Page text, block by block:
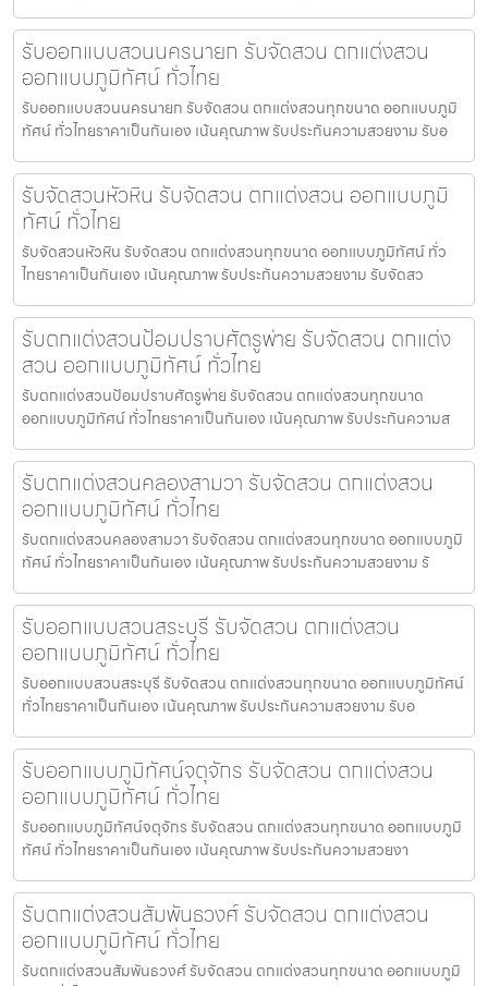
รับออกแบบสวนนครนายก รับจัดสวน ตกแต่งสวน
ออกแบบภูมิทัศน์ ทั่วไทย
รับออกแบบสวนนครนายก รับจัดสวน ตกแต่งสวนทุกขนาด ออกแบบภูมิ
ทัศน์ ทั่วไทยราคาเป็นกันเอง เน้นคุณภาพ รับประกันความสวยงาม รับอ
รับจัดสวนหัวหิน รับจัดสวน ตกแต่งสวน ออกแบบภูมิ
ทัศน์ ทั่วไทย
รับจัดสวนหัวหิน รับจัดสวน ตกแต่งสวนทุกขนาด ออกแบบภูมิทัศน์ ทั่ว
ไทยราคาเป็นกันเอง เน้นคุณภาพ รับประกันความสวยงาม รับจัดสว
รับตกแต่งสวนป้อมปราบศัตรูพ่าย รับจัดสวน ตกแต่ง
สวน ออกแบบภูมิทัศน์ ทั่วไทย
รับตกแต่งสวนป้อมปราบศัตรูพ่าย รับจัดสวน ตกแต่งสวนทุกขนาด
ออกแบบภูมิทัศน์ ทั่วไทยราคาเป็นกันเอง เน้นคุณภาพ รับประกันความส
รับตกแต่งสวนคลองสามวา รับจัดสวน ตกแต่งสวน
ออกแบบภูมิทัศน์ ทั่วไทย
รับตกแต่งสวนคลองสามวา รับจัดสวน ตกแต่งสวนทุกขนาด ออกแบบภูมิ
ทัศน์ ทั่วไทยราคาเป็นกันเอง เน้นคุณภาพ รับประกันความสวยงาม รั
รับออกแบบสวนสระบุรี รับจัดสวน ตกแต่งสวน
ออกแบบภูมิทัศน์ ทั่วไทย
รับออกแบบสวนสระบุรี รับจัดสวน ตกแต่งสวนทุกขนาด ออกแบบภูมิทัศน์
ทั่วไทยราคาเป็นกันเอง เน้นคุณภาพ รับประกันความสวยงาม รับอ
รับออกแบบภูมิทัศน์จตุจักร รับจัดสวน ตกแต่งสวน
ออกแบบภูมิทัศน์ ทั่วไทย
รับออกแบบภูมิทัศน์จตุจักร รับจัดสวน ตกแต่งสวนทุกขนาด ออกแบบภูมิ
ทัศน์ ทั่วไทยราคาเป็นกันเอง เน้นคุณภาพ รับประกันความสวยงา
รับตกแต่งสวนสัมพันธวงศ์ รับจัดสวน ตกแต่งสวน
ออกแบบภูมิทัศน์ ทั่วไทย
รับตกแต่งสวนสัมพันธวงศ์ รับจัดสวน ตกแต่งสวนทุกขนาด ออกแบบภูมิ